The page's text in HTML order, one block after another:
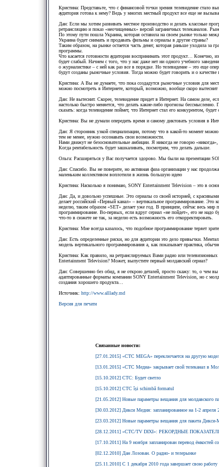
Кристина: Представьте, что с финансовой точки зрения телевидение стало
аудитория готова к нему? Ведь у многих местный продукт все еще не
Дан: Если мы хотим развивать местное производство и делать классные
ретрансляцию и показ «неочищенных» версий заграничных телеканалов.
По этому пути пошла Украина, которая оставила на своем рынке только
Украина будет снимать и продавать фильмы и сериалы в другие страны?
Таким образом, на рынке остается часть денег, которая раньше уходила за
программы.
Что касается готовности аудитории воспринимать этот продукт… Конечно,
будет слабый. Начнем с того, что у нас даже нет ни одного учебного
о журналистике – с ней как раз все в порядке. Но телевидение – это еще
будут созданы рыночные условия. Тогда можно будет говорить и о качестве
Кристина: А Вы не думаете, что пока создадутся рыночные условия для
можно посмотреть в Интернете, который, возможно, вообще скоро вытеснит
Дан: Не вытеснит. Скорее, телевидение придет в Интернет. На самом деле,
настолько быстро меняется, что делать какие-либо прогнозы
сказать: когда телевидение поймет, что Интернет стал его конкурентом,
Кристина: Вы не думали опередить время и самому диктовать условия в
Дан: Я сторонник узкой специализации, потому что в какой-то момент
тем не менее, нужно осознавать свои возможности.
Нами движут не безосновательные амбиции. Я никогда не говорю
Когда рентабельность будет зашкаливать, посмотрим, что делать дальше.
Ольга: Расширяться у Вас получается здорово. Мы были на презентации
Дан: Спасибо. Вы не поверите, но активная фаза организации у нас
маленьким коллективом воплотили в жизнь большую идею
Кристина: Насколько я понимаю, SONY Entertainment Television – это в
Дан: Да, и довольно успешные. Это сериалы со своей историей, с
делает российский «Первый канал» – вертикальное программирование. Это
неделю, таким образом «SET» делает уже год. В принципе, сейчас весь мир
программирование. Во-первых, если вдруг сериал «не пойдет», его не надо
что-то в сюжете не так, за неделю есть возможность его откорректировать.
Кристина: Мне всегда казалось, что подобное программирование теряет
Дан: Есть определенные риски, но для аудитории это дело привычки.
модель вертикального программирования а, как показывает практика,
Кристина: Как правило, на ретранслируемых Вами радио или
Entertainment Television? Может, выпустите первый молдавский сериал?
Дан: Совершенно без обид, я не открою деталей, просто скажу: то, о чем
адаптированные форматы компании SONY Entertainment Television, но с
создания хорошего продукта…
Источник: http://www.alllady.md
Версия для печати
Связанные новости:
[27.01.2015] «СТС MEGA» переключается на другую
[13.01.2015] «СТС Медиа» закрывает свой телеканал в
[15.10.2012] СТС: Будет светло
[15.10.2012] CTC își schimbă formatul
[21.05.2012] Новые параметры вещания для молдавского
[30.03.2012] Дикси Медия: запланированное на 1-2 апреля
[23.03.2012] Новые параметры вещания для пакета
[28.12.2011] «CTC/TV DIXI»: РЕКОРДНЫЕ
[17.10.2011] На 9 ноября запланирован перевод ёмкостей
[02.12.2010] Дан Лозован. О радио- и телерынке
[25.11.2010] С 1 декабря 2010 года завершает свою